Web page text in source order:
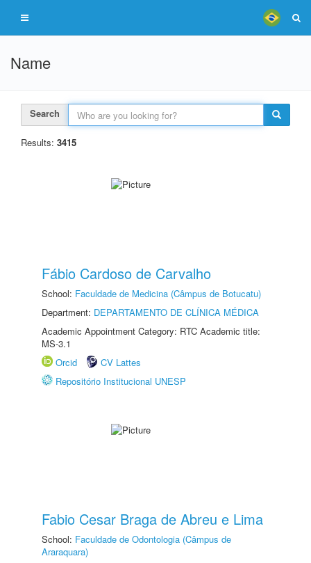
Name
Search
Results: 3415
Fábio Cardoso de Carvalho
School: Faculdade de Medicina (Câmpus de Botucatu)
Department: DEPARTAMENTO DE CLÍNICA MÉDICA
Academic Appointment Category: RTC Academic title:
MS-3.1
Orcid
CV Lattes
Repositório Institucional UNESP
Fabio Cesar Braga de Abreu e Lima
School: Faculdade de Odontologia (Câmpus de
Araraquara)